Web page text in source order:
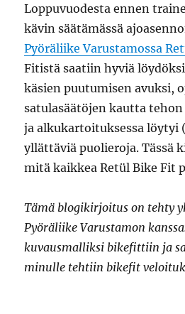
Loppuvuodesta ennen
kävin säätämässä
Pyöräliike Varustamossa
Fitistä saatiin hyviä
käsien puutumisen avuksi,
satulasäätöjen kautta
ja alkukartoituksessa löytyi
yllättäviä puolieroja. Tässä
mitä kaikkea Retül Bike Fit
Tämä blogikirjoitus on tehty
Pyöräliike Varustamon
kuvausmalliksi bikefittiin ja
minulle tehtiin bikefit